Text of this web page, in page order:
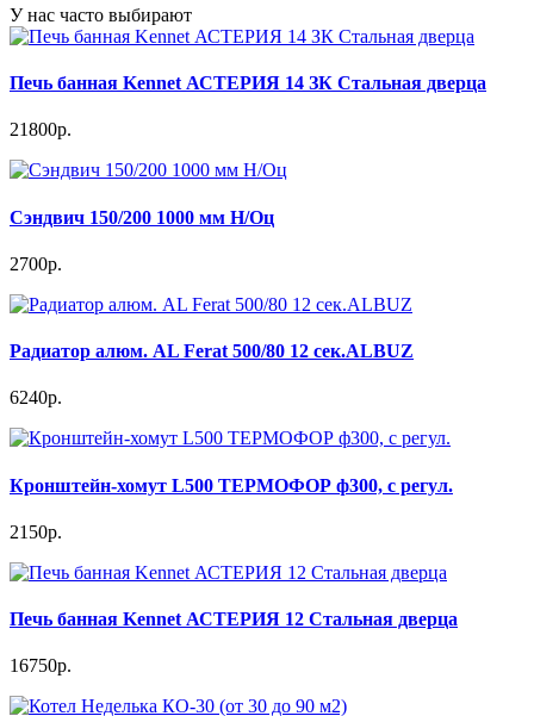
У нас часто выбирают
Печь банная Kennet АСТЕРИЯ 14 ЗК Стальная дверца
21800р.
Сэндвич 150/200 1000 мм Н/Оц
2700р.
Радиатор алюм. AL Ferat 500/80 12 сек.ALBUZ
6240р.
Кронштейн-хомут L500 ТЕРМОФОР ф300, с регул.
2150р.
Печь банная Kennet АСТЕРИЯ 12 Стальная дверца
16750р.